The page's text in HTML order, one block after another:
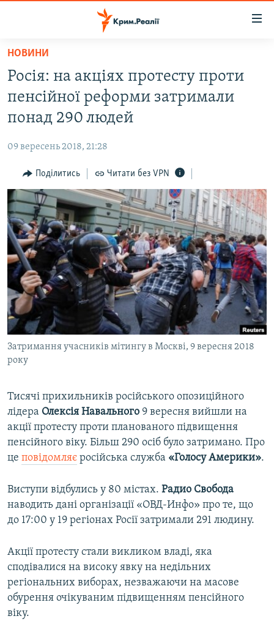
Перейти
основного
матеріалу
до
основної
навігації
Перейти
до
пошуку
ВІДЕО ТА ФОТО
БЛОГИ
ПОГЛЯД
ІНТЕРВ'Ю
ВСЕ ЗА ДЕНЬ
СПЕЦПРОЕКТИ
ДЕПОРТАЦІЯ
ВІДЕОУРОКИ «ELIFBE»
СВІДЧЕННЯ ОКУПАЦІЇ
УКРАЇНСЬКА ПРОБЛЕМА КРИМУ
ІНФОГРАФІКА
ЯК ОБІЙТИ БЛОКУВАННЯ
Русский
Qırımtatar
ДОЛУЧАЙСЯ!
Усі сайти RFE/RL
НОВИНИ
Росія: на акціях протесту проти
пенсійної реформи затримали
понад 290 людей
09 вересень 2018, 21:28
Поділитись Читати без VPN
Затримання учасників мітингу в Москві, 9 вересня 2018
року
Тисячі прихильників російського опозиційного
лідера Олексія Навального 9 вересня вийшли на
акції протесту проти планованого підвищення
пенсійного віку. Більш 290 осіб було затримано. Про
це повідомляє російська служба «Голосу Америки».
Виступи відбулись у 80 містах. Радио Свобода
наводить дані організації «ОВД-Инфо» про те, що
до 17:00 у 19 регіонах Росії затримали 291 людину.
Акції протесту стали викликом владі, яка
сподівалися на високу явку на недільних
регіональних виборах, незважаючи на масове
обурення очікуваним підвищенням пенсійного
віку.